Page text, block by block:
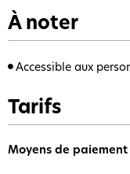
À noter
Accessible aux
Tarifs
Moyens de paiement